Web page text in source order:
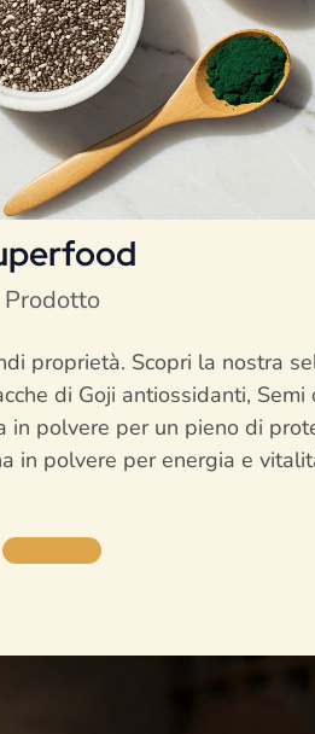
Prodotto
proprietà. Scopri la nostra
di Goji antiossidanti, Semi
in polvere per un pieno di
in polvere per energia e